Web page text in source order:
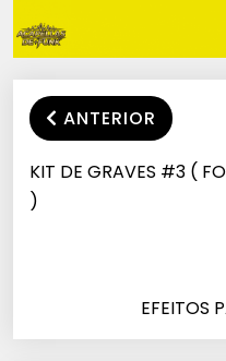
ANTERIOR
KIT DE GRAVES #3 (
)
EFEITOS